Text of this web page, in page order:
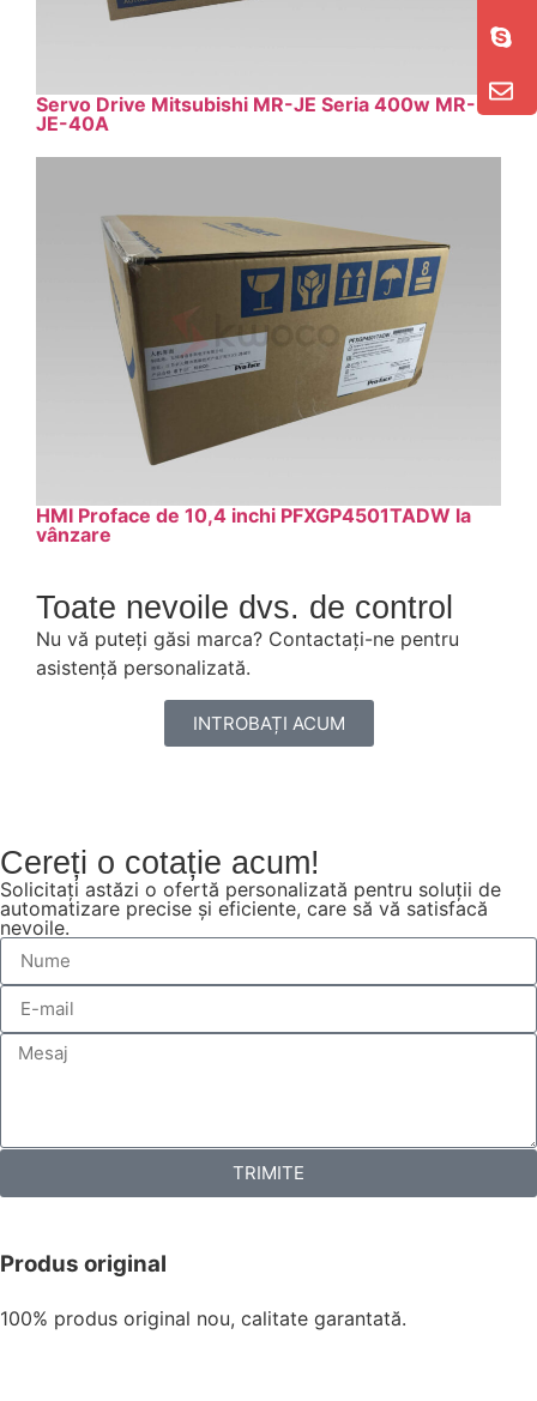
Servo Drive Mitsubishi MR-JE Seria 400w MR-
JE-40A
HMI Proface de 10,4 inchi PFXGP4501TADW la
vânzare
Toate nevoile dvs. de control
Nu vă puteți găsi marca? Contactați-ne pentru
asistență personalizată.
INTROBAȚI ACUM
Cereți o cotație acum!
Solicitați astăzi o ofertă personalizată pentru soluții de
automatizare precise și eficiente, care să vă satisfacă
nevoile.
TRIMITE
Produs original
100% produs original nou, calitate garantată.